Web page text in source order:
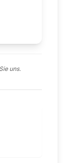
uns.